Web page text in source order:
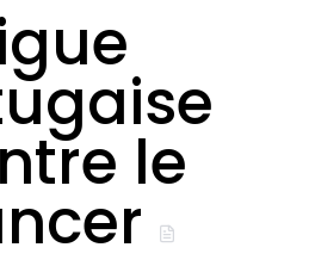
le